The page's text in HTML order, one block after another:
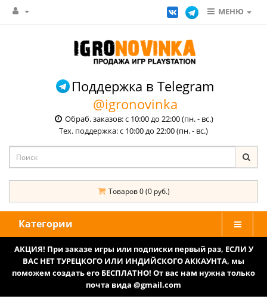
МЕНЮ
Поддержка в Telegram
@igronovinka
Обраб. заказов: с 10:00 до 22:00 (пн. - вс.)
Тех. поддержка: с 10:00 до 22:00 (пн. - вс.)
Товаров 0 (0 руб.)
Категории
АКЦИЯ! При заказе игры или подписки первый раз, ЕСЛИ У
ВАС НЕТ ТУРЕЦКОГО ИЛИ ИНДИЙСКОГО АККАУНТА, мы
поможем создать его БЕСПЛАТНО! От вас нам нужна только
почта вида @gmail.com